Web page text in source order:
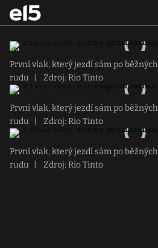
První vlak, který jezdí sám po
rudu
Zdroj: Rio Tinto
První vlak, který jezdí sám po
rudu
Zdroj: Rio Tinto
První vlak, který jezdí sám po
rudu
Zdroj: Rio Tinto